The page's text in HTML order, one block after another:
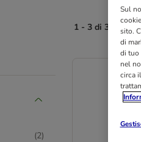
(2)
1 - 3 di 3
Sul
sito.
di
di tuo
nel
circa